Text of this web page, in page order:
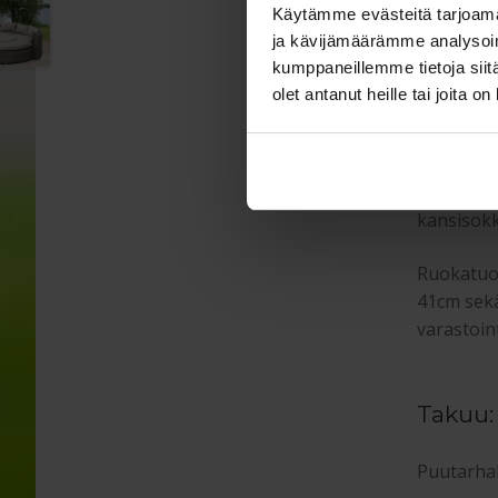
Käytämme evästeitä
ja kävijämäärämme
kumppaneillemme tietoja
olet antanut heille tai joita
41cm
Takuu: